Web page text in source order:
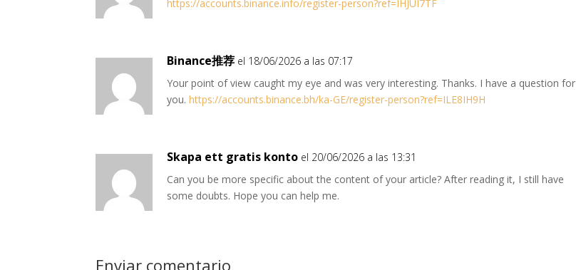
https://accounts.binance.info/register-person?ref=IHJUI7TF
Binance推荐 el 18/06/2026 a las 07:17
Your point of view caught my eye and was very interesting. Thanks. I have a question for
you.https://accounts.binance.bh/ka-GE/register-person?ref=ILE8IH9H
Skapa ett gratis konto el 20/06/2026 a las 13:31
Can you be more specific about the content of your article? After reading it, I still have
some doubts. Hope you can help me.
Enviar comentario